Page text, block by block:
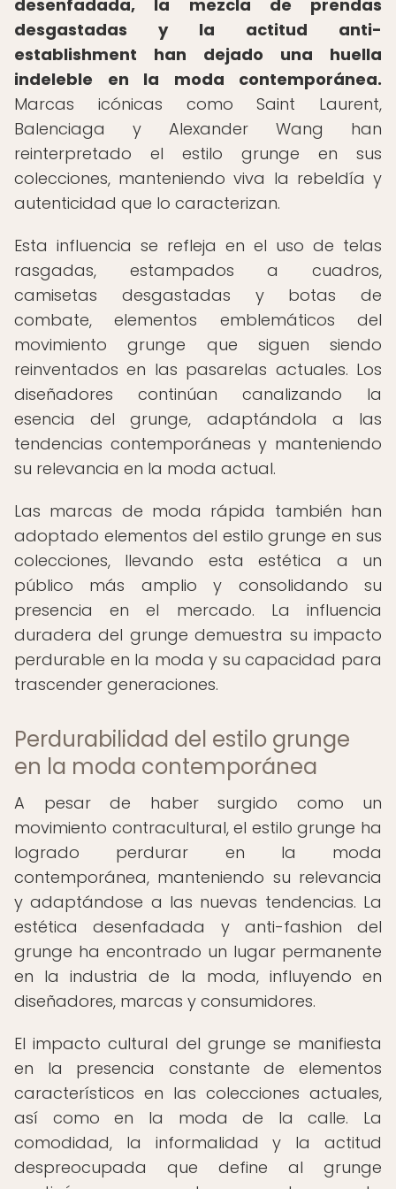
desenfadada, la mezcla de prendas
desgastadas y la actitud anti-
establishment han dejado una huella
indeleble en la moda contemporánea.
Marcas icónicas como Saint Laurent,
Balenciaga y Alexander Wang han
reinterpretado el estilo grunge en sus
colecciones, manteniendo viva la rebeldía y
autenticidad que lo caracterizan.
Esta influencia se refleja en el uso de telas
rasgadas, estampados a cuadros,
camisetas desgastadas y botas de
combate, elementos emblemáticos del
movimiento grunge que siguen siendo
reinventados en las pasarelas actuales. Los
diseñadores continúan canalizando la
esencia del grunge, adaptándola a las
tendencias contemporáneas y manteniendo
su relevancia en la moda actual.
Las marcas de moda rápida también han
adoptado elementos del estilo grunge en sus
colecciones, llevando esta estética a un
público más amplio y consolidando su
presencia en el mercado. La influencia
duradera del grunge demuestra su impacto
perdurable en la moda y su capacidad para
trascender generaciones.
Perdurabilidad del estilo grunge
en la moda contemporánea
A pesar de haber surgido como un
movimiento contracultural, el estilo grunge ha
logrado perdurar en la moda
contemporánea, manteniendo su relevancia
y adaptándose a las nuevas tendencias. La
estética desenfadada y anti-fashion del
grunge ha encontrado un lugar permanente
en la industria de la moda, influyendo en
diseñadores, marcas y consumidores.
El impacto cultural del grunge se manifiesta
en la presencia constante de elementos
característicos en las colecciones actuales,
así como en la moda de la calle. La
comodidad, la informalidad y la actitud
despreocupada que define al grunge